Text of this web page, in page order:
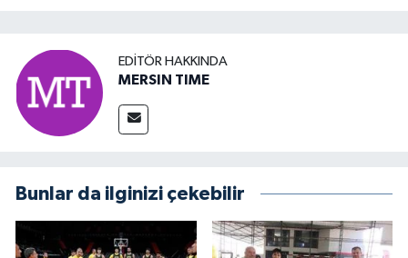
EDITÖR HAKKINDA
MERSIN TIME
Bunlar da ilginizi çekebilir